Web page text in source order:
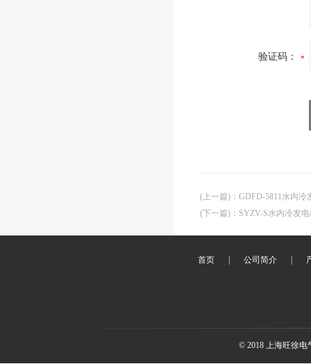
验证码：
(上一篇) ： GDFD-5811水内冷
(下一篇) ： SYZV-S水内冷发
首页 公司简介
© 2018 上海旺徐